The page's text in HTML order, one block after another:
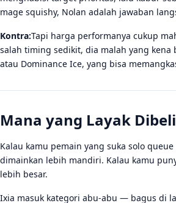
mage squishy, Nolan adalah jawaban
Kontra:Tapi harga performanya cukup
salah timing sedikit, dia malah yang
atau Dominance Ice, yang bisa
Mana yang Layak
Kalau kamu pemain yang suka solo
dimainkan lebih mandiri. Kalau kamu
lebih besar.
Ixia masuk kategori abu-abu — bagus di